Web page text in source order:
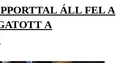
ÁLL FEL A
A